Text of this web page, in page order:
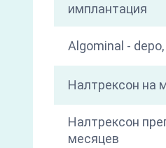
имплантация
Algominal -
Налтрексон на
Налтрексон
месяцев